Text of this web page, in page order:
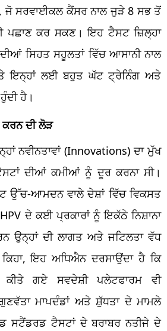
ਜੋ ਸਰਵਾਈਕਲ ਕੈਂਸਰ ਨਾਲ ਜੁੜੇ 8 ਸਭ ਤੋਂ
ਪਛਾਣ ਕਰ ਸਕਣ। ਇਹ ਟੈਸਟ ਜ਼ਿਲ੍ਹਾ
ਸਿਹਤ ਸਹੂਲਤਾਂ ਵਿੱਚ ਆਸਾਨੀ ਨਾਲ
ਇਨ੍ਹਾਂ ਲਈ ਬਹੁਤ ਘੱਟ ਟ੍ਰੇਨਿੰਗ ਅਤੇ
ਹੈ।
ਦੀ ਲੋੜ
ਨਵੀਨਤਾਵਾਂ (Innovations) ਦਾ ਮੁੱਖ
ਦੀਆਂ ਕਮੀਆਂ ਨੂੰ ਦੂਰ ਕਰਨਾ ਸੀ।
ਉੱਚ-ਆਮਦਨ ਵਾਲੇ ਦੇਸ਼ਾਂ ਵਿੱਚ ਵਿਕਸਤ
ਦੇ ਕਈ ਪ੍ਰਕਾਰਾਂ ਨੂੰ ਇਕੱਠੇ ਨਿਸ਼ਾਨਾ
ਉਨ੍ਹਾਂ ਦੀ ਲਾਗਤ ਅਤੇ ਜਟਿਲਤਾ ਵੱਧ
ਇਹ ਅਧਿਐਨ ਦਰਸਾਉਂਦਾ ਹੈ ਕਿ
ਕੀਤੇ ਗਏ ਸਵਦੇਸ਼ੀ ਪਲੇਟਫਾਰਮ ਵੀ
ਮਾਪਦੰਡਾਂ ਅਤੇ ਸ਼ੁੱਧਤਾ ਦੇ ਮਾਮਲੇ
ਸਟੈਂਡਰਡ ਟੈਸਟਾਂ ਦੇ ਬਰਾਬਰ ਨਤੀਜੇ ਦੇ